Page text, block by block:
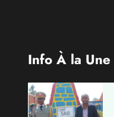
Info À la Une